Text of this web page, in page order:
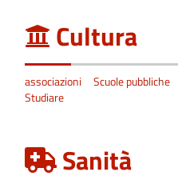
Cultura
associazioni Scuole pubbliche
Studiare
Sanità